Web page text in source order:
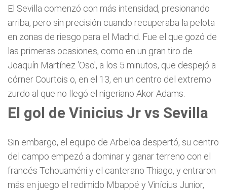
El Sevilla comenzó con más intensidad, presionando
arriba, pero sin precisión cuando recuperaba la pelota
en zonas de riesgo para el Madrid. Fue el que gozó de
las primeras ocasiones, como en un gran tiro de
Joaquín Martínez 'Oso', a los 5 minutos, que despejó a
córner Courtois o, en el 13, en un centro del extremo
zurdo al que no llegó el nigeriano Akor Adams.
El gol de Vinicius Jr vs Sevilla
Sin embargo, el equipo de Arbeloa despertó, su centro
del campo empezó a dominar y ganar terreno con el
francés Tchouaméni y el canterano Thiago, y entraron
más en juego el redimido Mbappé y Vinícius Junior,